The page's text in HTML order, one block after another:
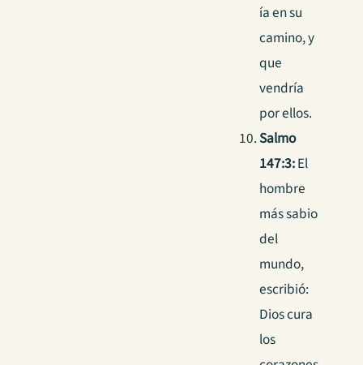
ía en su
camino, y
que
vendría
por ellos.
Salmo
147:3:El
hombre
más sabio
del
mundo,
escribió:
Dios cura
los